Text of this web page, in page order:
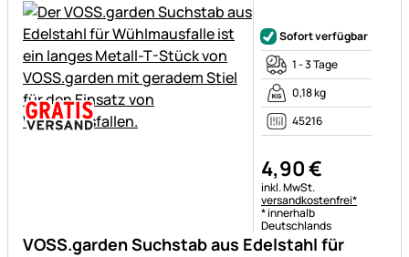
VOSS.garden Suchstab aus Edelstahl für
Sofort verfügbar
1 - 3 Tage
0,18 kg
45216
4,90€
Steuerhinweis:
inkl. MwSt.
versandkostenfrei*
* innerhalb
Deutschlands